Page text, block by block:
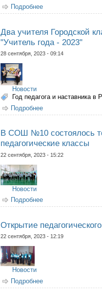
Подробнее
Два учителя Городской
"Учитель года - 2023"
28 сентября, 2023 - 09:14
Новости
Год педагога и наставника в
Подробнее
В СОШ №10 состоялось
педагогические классы
22 сентября, 2023 - 15:22
Новости
Подробнее
Открытие
22 сентября, 2023 - 12:19
Новости
Подробнее